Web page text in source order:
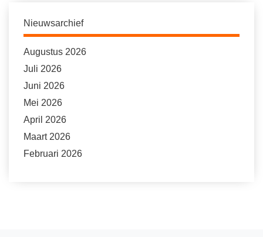
Nieuwsarchief
Augustus 2026
Juli 2026
Juni 2026
Mei 2026
April 2026
Maart 2026
Februari 2026